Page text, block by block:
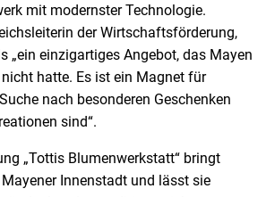
mit modernster Technologie.
der Wirtschaftsförderung,
„ein einzigartiges Angebot, das Mayen
hatte. Es ist ein Magnet für
nach besonderen Geschenken
sind“.
„Tottis Blumenwerkstatt“ bringt
Innenstadt und lässt sie